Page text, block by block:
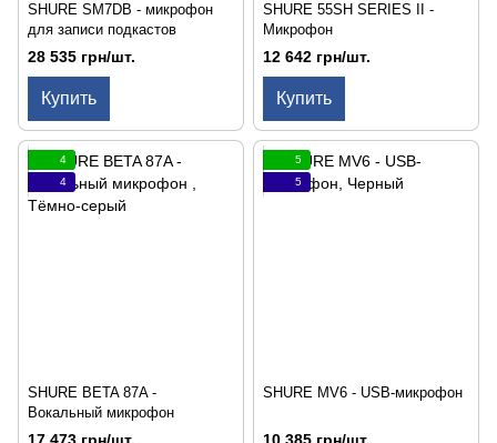
SHURE SM7DB - микрофон
для записи подкастов
28 535 грн/шт.
Купить
SHURE 55SH SERIES II -
Микрофон
12 642 грн/шт.
Купить
4
4
SHURE BETA 87A -
Вокальный микрофон
5
5
SHURE MV6 - USB-микрофон